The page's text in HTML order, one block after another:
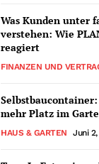
Was Kunden unter
verstehen: Wie
reagiert
FINANZEN UND
mehr Platz im
HAUS & GARTEN Juni